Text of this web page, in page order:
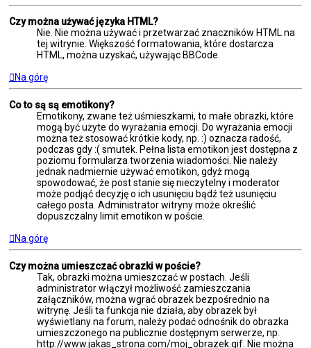
Czy można używać języka HTML?
Nie. Nie można używać i przetwarzać znaczników HTML na
tej witrynie. Większość formatowania, które dostarcza
HTML, można uzyskać, używając BBCode.
Na górę
Co to są są emotikony?
Emotikony, zwane też uśmieszkami, to małe obrazki, które
mogą być użyte do wyrażania emocji. Do wyrażania emocji
można też stosować krótkie kody, np. :) oznacza radość,
podczas gdy :( smutek. Pełna lista emotikon jest dostępna z
poziomu formularza tworzenia wiadomości. Nie należy
jednak nadmiernie używać emotikon, gdyż mogą
spowodować, że post stanie się nieczytelny i moderator
może podjąć decyzję o ich usunięciu bądź też usunięciu
całego posta. Administrator witryny może określić
dopuszczalny limit emotikon w poście.
Na górę
Czy można umieszczać obrazki w poście?
Tak, obrazki można umieszczać w postach. Jeśli
administrator włączył możliwość zamieszczania
załączników, można wgrać obrazek bezpośrednio na
witrynę. Jeśli ta funkcja nie działa, aby obrazek był
wyświetlany na forum, należy podać odnośnik do obrazka
umieszczonego na publicznie dostępnym serwerze, np.
http://www.jakas_strona.com/moj_obrazek.gif. Nie można